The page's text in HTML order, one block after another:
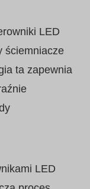
LED
ściemniacze
ta zapewnia
LED